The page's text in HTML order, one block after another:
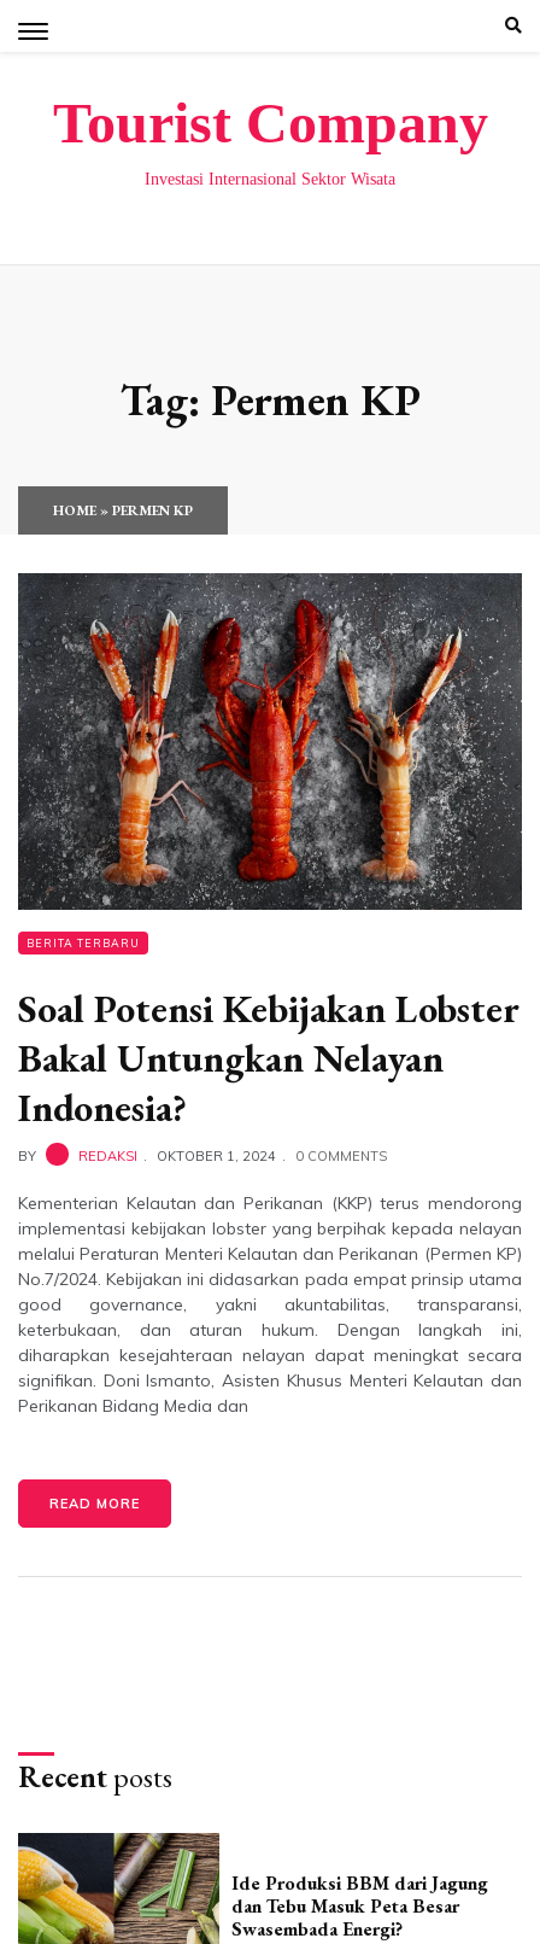
Tourist Company
Investasi Internasional Sektor Wisata
Tag: Permen KP
HOME»PERMEN KP
BERITA TERBARU
Soal Potensi Kebijakan Lobster
Bakal Untungkan Nelayan
Indonesia?
BY REDAKSI OKTOBER 1, 2024 0 COMMENTS
Kementerian Kelautan dan Perikanan (KKP) terus mendorong
implementasi kebijakan lobster yang berpihak kepada nelayan
melalui Peraturan Menteri Kelautan dan Perikanan (Permen KP)
No.7/2024. Kebijakan ini didasarkan pada empat prinsip utama
good governance, yakni akuntabilitas, transparansi,
keterbukaan, dan aturan hukum. Dengan langkah ini,
diharapkan kesejahteraan nelayan dapat meningkat secara
signifikan. Doni Ismanto, Asisten Khusus Menteri Kelautan dan
Perikanan Bidang Media dan
READ MORE
Recentposts
Ide Produksi BBM dari Jagung
dan Tebu Masuk Peta Besar
Swasembada Energi?